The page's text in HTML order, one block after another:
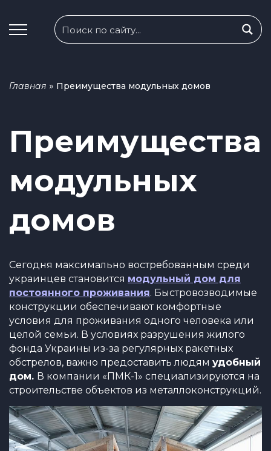
Главная » Преимущества модульных домов
Преимущества
модульных
домов
Сегодня максимально востребованным среди
украинцев становится модульный дом для
постоянного проживания. Быстровозводимые
конструкции обеспечивают комфортные
условия для проживания одного человека или
целой семьи. В условиях разрушения жилого
фонда Украины из-за регулярных ракетных
обстрелов, важно предоставить людям удобный
дом. В компании «ПМК-1» специализируются на
строительстве объектов из металлоконструкций.